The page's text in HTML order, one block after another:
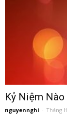
Kỷ Niệm Nào
nguyennghi - Tháng